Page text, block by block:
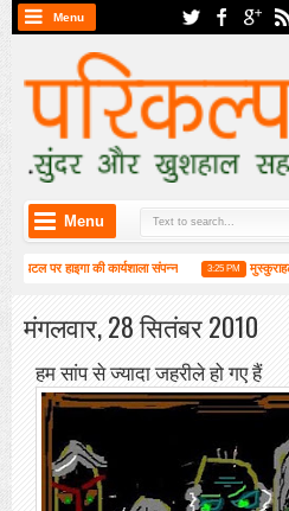
Menu
Menu
पटल पर हाइगा की कार्यशाला संपन्न 3:25 PM मुस्कुराहट
मंगलवार, 28 सितंबर 2010
हम सांप से ज्यादा जहरीले हो गए हैं